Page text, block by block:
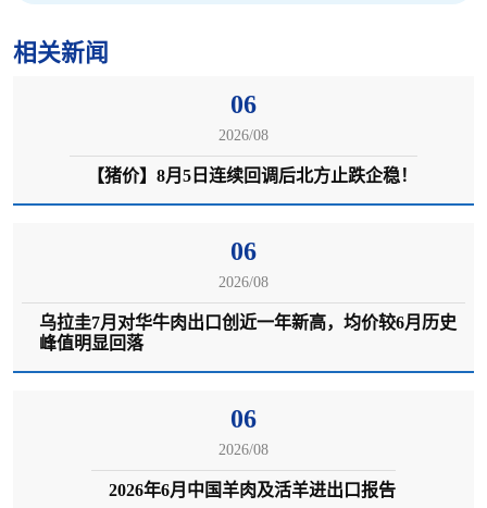
现象，价格保持稳定。
4、本轮淡季调整属于阶段性波动，产能基本面没有
7 月中下旬持续下行行情由高温淡季消费低迷 + 前
期集中出栏共振引发。国内能繁母猪长期持续去化
的底层格局不变，远期生猪出栏总量稳步递减，市
场 110kg 标准肥猪中长期库存偏紧，不存在持续深
度大跌的基本面支撑。
8 月 4 日猪价迎来明显回调，东部、华北、东北大
面积走弱，持续多日的修复行情告一段落。核心诱
因是涨价带动集中出栏，叠加淡季消费疲软。短期
相关新闻
06
2026/08
【猪价】8月5日连续回调后北方止跌企稳！
06
2026/08
乌拉圭7月对华牛肉出口创近一年新高，均价较6月历史
峰值明显回落
06
2026/08
2026年6月中国羊肉及活羊进出口报告